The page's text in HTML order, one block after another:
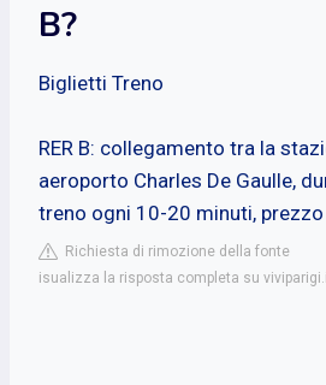
B?
Biglietti Treno
RER B: collegamento tra la
aeroporto Charles De Gaulle,
treno ogni 10-20 minuti,
Richiesta di rimozione della fonte
isualizza la risposta completa su